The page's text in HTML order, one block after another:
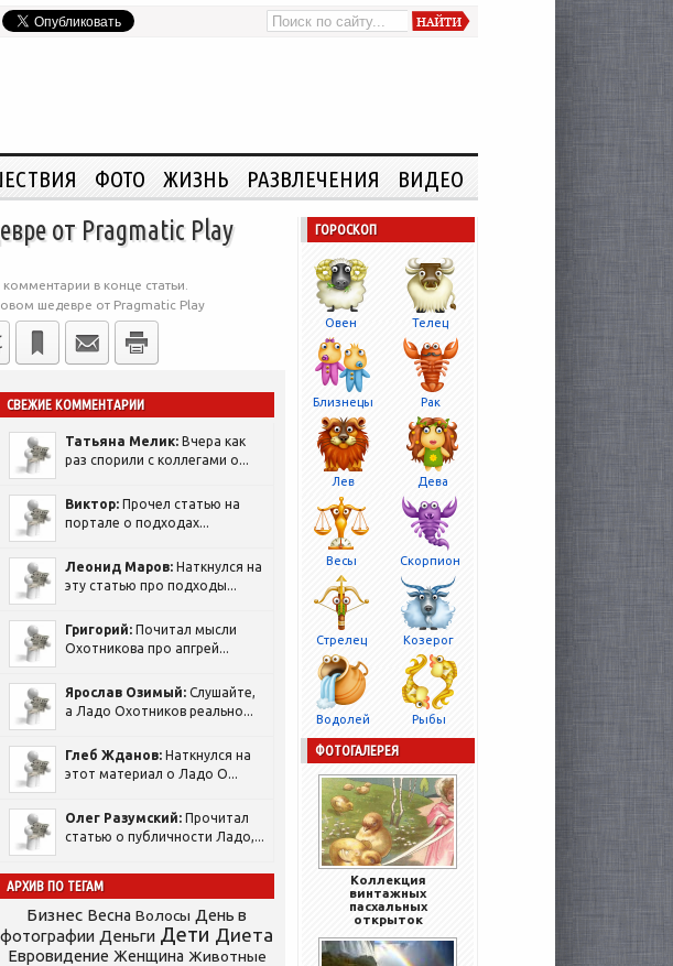
ФОТО ЖИЗНЬ РАЗВЛЕЧЕНИЯ ВИДЕО
от Pragmatic Play
комментарии в конце статьи.
шедевре от Pragmatic Play
СВЕЖИЕ КОММЕНТАРИИ
Татьяна Мелик: Вчера как
раз спорили с коллегами о...
Виктор: Прочел статью на
портале о подходах...
Леонид Маров: Наткнулся на
эту статью про подходы...
Григорий: Почитал мысли
Охотникова про апгрей...
Ярослав Озимый: Слушайте,
а Ладо Охотников реально...
Глеб Жданов: Наткнулся на
этот материал о Ладо О...
Олег Разумский: Прочитал
статью о публичности Ладо,...
АРХИВ ПО ТЕГАМ
Бизнес Весна Волосы День в
фотографии Деньги Дети Диета
Евровидение Женщина Животные
ГОРОСКОП
Овен Телец
Близнецы Рак
Лев Дева
Весы Скорпион
Стрелец Козерог
Водолей Рыбы
ФОТОГАЛЕРЕЯ
Коллекция
винтажных
пасхальных
открыток